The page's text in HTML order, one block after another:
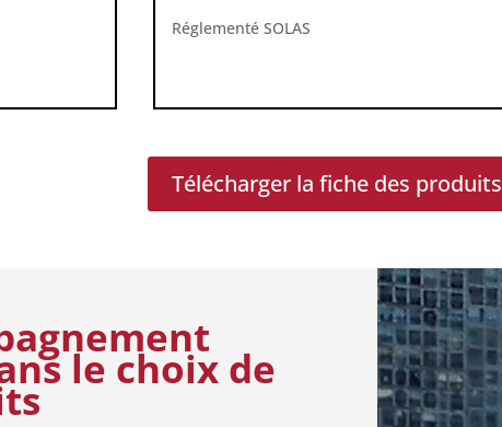
Réglementé SOLAS
Télécharger la fiche des produits
le choix de